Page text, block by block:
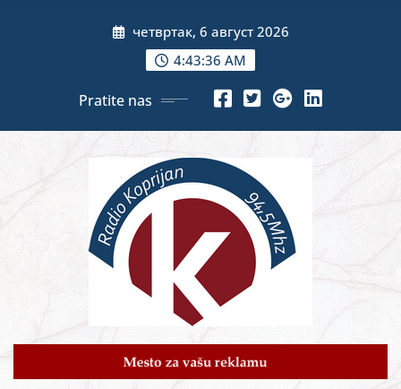
четвртак, 6 август 2026
4:43:38 AM
Pratite nas